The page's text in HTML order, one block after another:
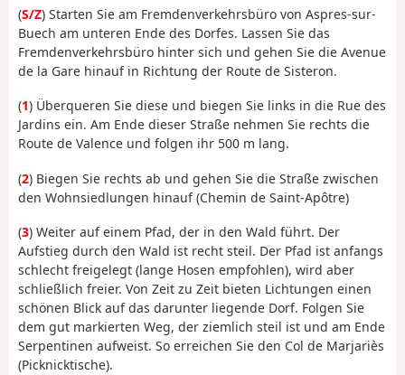
(S/Z) Starten Sie am Fremdenverkehrsbüro von Aspres-sur-
Buech am unteren Ende des Dorfes. Lassen Sie das
Fremdenverkehrsbüro hinter sich und gehen Sie die Avenue
de la Gare hinauf in Richtung der Route de Sisteron.
(1) Überqueren Sie diese und biegen Sie links in die Rue des
Jardins ein. Am Ende dieser Straße nehmen Sie rechts die
Route de Valence und folgen ihr 500 m lang.
(2) Biegen Sie rechts ab und gehen Sie die Straße zwischen
den Wohnsiedlungen hinauf (Chemin de Saint-Apôtre)
(3) Weiter auf einem Pfad, der in den Wald führt. Der
Aufstieg durch den Wald ist recht steil. Der Pfad ist anfangs
schlecht freigelegt (lange Hosen empfohlen), wird aber
schließlich freier. Von Zeit zu Zeit bieten Lichtungen einen
schönen Blick auf das darunter liegende Dorf. Folgen Sie
dem gut markierten Weg, der ziemlich steil ist und am Ende
Serpentinen aufweist. So erreichen Sie den Col de Marjariès
(Picknicktische).